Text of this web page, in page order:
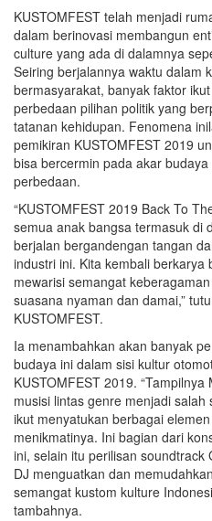
KUSTOMFEST telah menjadi
dalam berinovasi membangun
culture yang ada di dalamnya
Seiring berjalannya waktu dalam
bermasyarakat, banyak faktor
perbedaan pilihan politik yang
tatanan kehidupan. Fenomena
pemikiran KUSTOMFEST 2019
bisa bercermin pada akar
perbedaan.
“KUSTOMFEST 2019 Back To
semua anak bangsa termasuk di
berjalan bergandengan tangan
industri ini. Kita kembali berkarya
mewarisi semangat
suasana nyaman dan damai,”
KUSTOMFEST.
Ia menambahkan akan banyak
budaya ini dalam sisi kultur
KUSTOMFEST 2019.
musisi lintas genre menjadi
ikut menyatukan berbagai
menikmatinya. Ini bagian dari
ini, selain itu perilisan soundtrack
DJ menguatkan dan
semangat kustom kulture
tambahnya.